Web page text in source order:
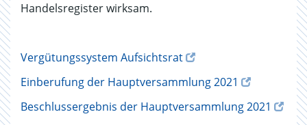
Handelsregister wirksam.
Vergütungssystem Aufsichtsrat
Einberufung der Hauptversammlung 2021
Beschlussergebnis der Hauptversammlung 2021